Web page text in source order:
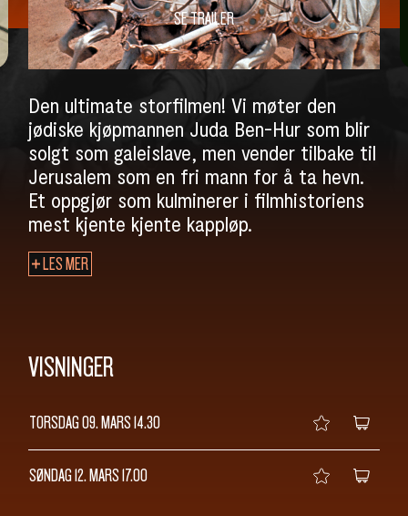
SØK
SE TRAILER
Den ultimate storfilmen! Vi møter den
jødiske kjøpmannen Juda Ben-Hur som blir
solgt som galeislave, men vender tilbake til
Jerusalem som en fri mann for å ta hevn.
Et oppgjør som kulminerer i filmhistoriens
mest kjente kjente kappløp.
LES MER
VISNINGER
TORSDAG 09. MARS14.30
SØNDAG 12. MARS17.00